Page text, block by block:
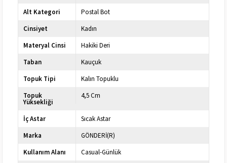
Alt Kategori
Postal Bot
Cinsiyet
Kadın
Materyal Cinsi
Hakiki Deri
Taban
Kauçuk
Topuk Tipi
Kalın Topuklu
Topuk
Yüksekliği
4,5 Cm
İç Astar
Sıcak Astar
Marka
GÖNDERİ(R)
Kullanım Alanı
Casual-Günlük